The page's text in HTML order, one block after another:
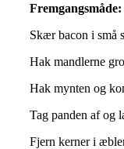
Fremgangsmåde:
Skær bacon i små
Hak mandlerne
Hak mynten og
Tag panden af og
Fjern kerner i